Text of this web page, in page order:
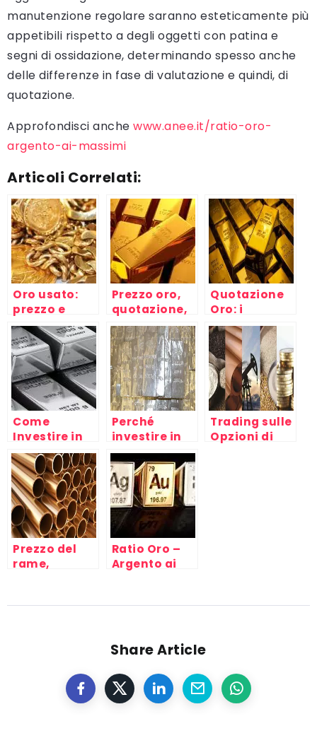
manutenzione regolare saranno esteticamente più
appetibili rispetto a degli oggetti con patina e
segni di ossidazione, determinando spesso anche
delle differenze in fase di valutazione e quindi, di
quotazione.
Approfondisci anche www.anee.it/ratio-oro-
argento-ai-massimi
Articoli Correlati:
Oro usato:
prezzo e
quotazione
Prezzo oro,
quotazione,
acquisto,
carati
Quotazione
Oro: i
parametri
per valutare
la
quotazione
dell’oro
Come
Investire in
argento
fisico e
finanziario?
Perché
investire in
argento? Il
bene rifugio
Trading sulle
Opzioni di
Prezzo del
rame,
del Rame
Ratio Oro –
Argento ai
Share Article